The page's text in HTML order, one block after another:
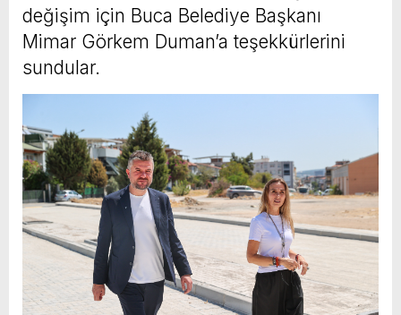
değişim için Buca Belediye Başkanı
Mimar Görkem Duman’a teşekkürlerini
sundular.